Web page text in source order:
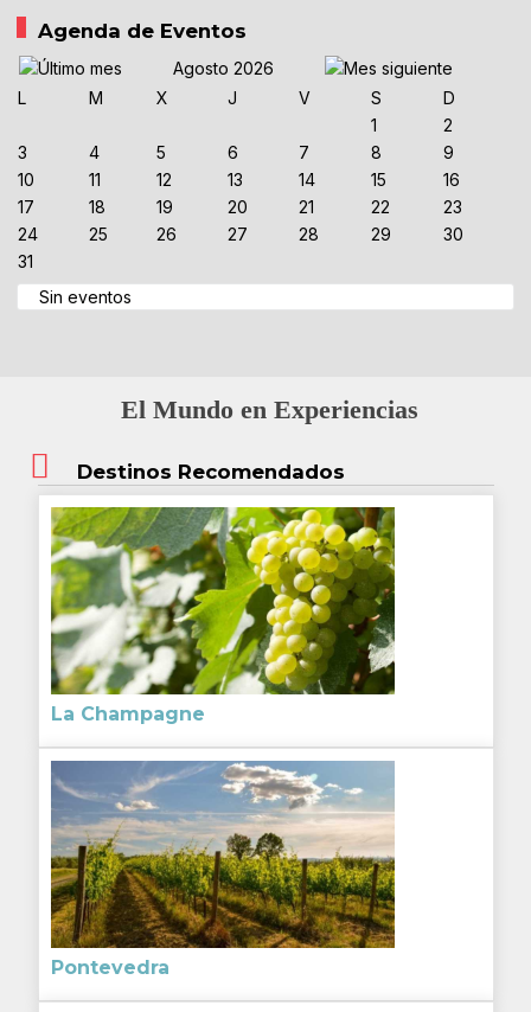
Agenda de Eventos
Agosto 2026
L
M X J V S
D
1
2
3
4 5 6 7 8
9
10
11 12 13 14 15
16
17
18 19 20 21 22
23
24
25 26 27 28 29
30
31
Sin eventos
El Mundo en Experiencias
Destinos Recomendados
La Champagne
Pontevedra